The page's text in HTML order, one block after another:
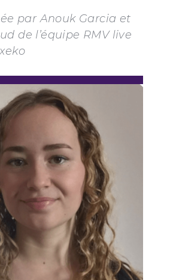
par Anouk Garcia et
de l’équipe RMV live